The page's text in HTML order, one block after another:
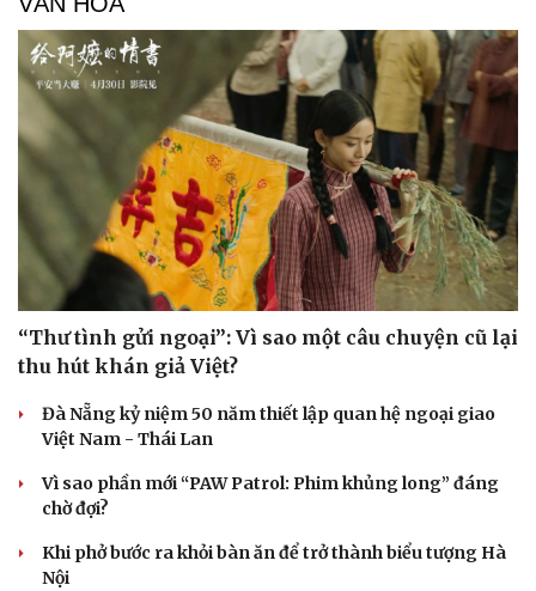
Cải chính
“Thư tình gửi ngoại”: Vì sao một câu chuyện cũ lại
thu hút khán giả Việt?
Đà Nẵng kỷ niệm 50 năm thiết lập quan hệ ngoại giao
Việt Nam - Thái Lan
Vì sao phần mới “PAW Patrol: Phim khủng long” đáng
chờ đợi?
Khi phở bước ra khỏi bàn ăn để trở thành biểu tượng Hà
Nội